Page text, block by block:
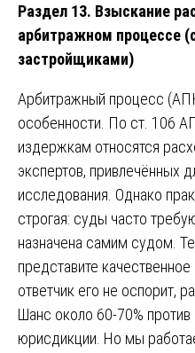
Раздел 13. Взыскание
арбитражном процессе
застройщиками)
Арбитражный процесс
особенности. По ст. 106
издержкам относятся
экспертов, привлечённых
исследования. Однако
строгая: суды часто
назначена самим судом.
представите
ответчик его не оспорит,
Шанс около 60-70%
юрисдикции. Но мы